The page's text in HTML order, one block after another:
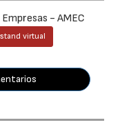
- AMEC
virtual